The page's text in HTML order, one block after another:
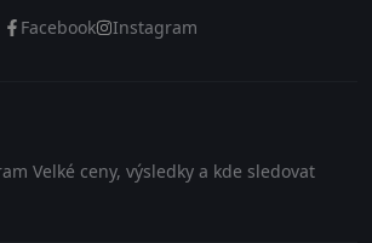
Facebook Instagram
Velké ceny, výsledky a kde sledovat